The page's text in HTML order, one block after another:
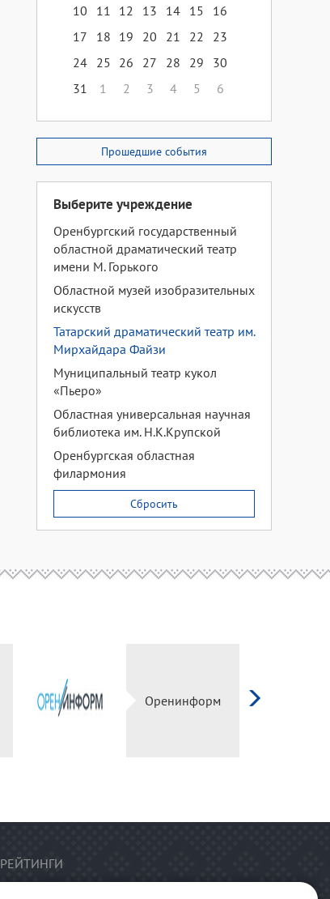
10
11 12 13 14 15
16
17
18 19 20 21 22
23
24 25 26 27 28 29
30
31
1 2 3 4 5 6
Прошедшие события
Выберите учреждение
Оренбургский государственный
областной драматический театр
имени М. Горького
Областной музей изобразительных
искусств
Татарский драматический театр им.
Мирхайдара Файзи
Муниципальный театр кукол
«Пьеро»
Областная универсальная научная
библиотека им. Н.К.Крупской
Оренбургская областная
филармония
Сбросить
Оренинформ
РЕЙТИНГИ